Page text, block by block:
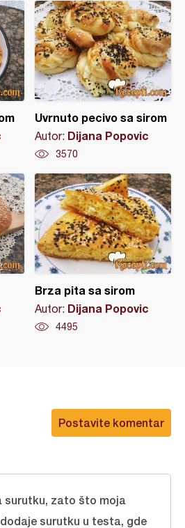
Uvrnuto pecivo sa sirom
Autor: Dijana Popovic
3570
Brza pita sa sirom
Autor: Dijana Popovic
4495
Postavite komentar
surutku, zato što moja
surutku u testa, gde